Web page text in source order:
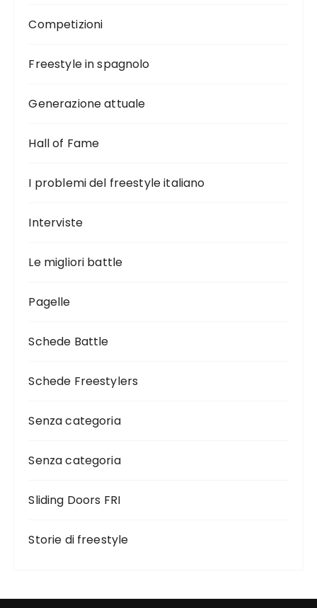
Competizioni
Freestyle in spagnolo
Generazione attuale
Hall of Fame
I problemi del freestyle italiano
Interviste
Le migliori battle
Pagelle
Schede Battle
Schede Freestylers
Senza categoria
Senza categoria
Sliding Doors FRI
Storie di freestyle